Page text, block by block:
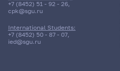
+7 (8452) 51 - 92 - 26,
cpk@sgu.ru
International Students:
+7 (8452) 50 - 87 - 07,
ied@sgu.ru